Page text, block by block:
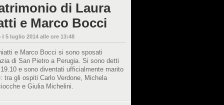
di Laura
e Marco Bocci
il 5 luglio 2014 alle ore 13:48
e Marco Bocci si sono sposati
di San Pietro a Perugia. Si sono detti
e sono diventati ufficialmente marito
tra gli ospiti Carlo Verdone, Michela
e Giulia Michelini.